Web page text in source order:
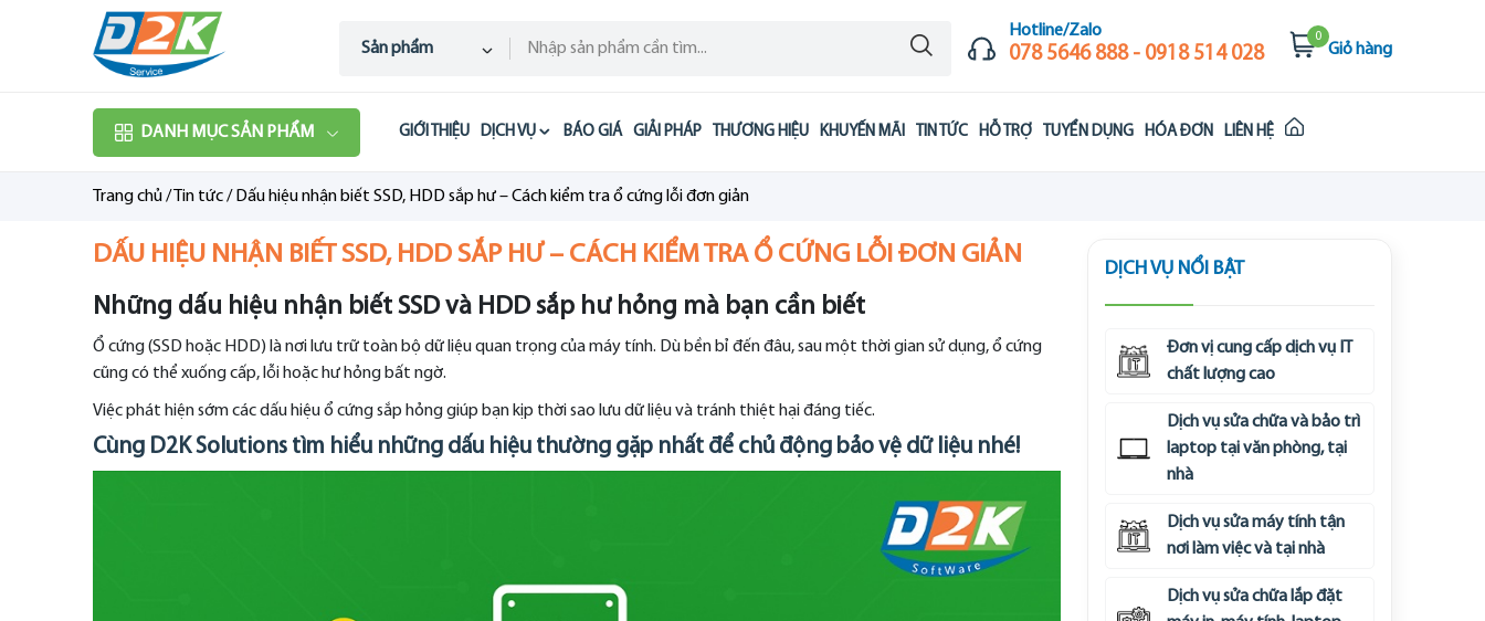
Sản phẩm
Hotline/Zalo
078 5646 888 - 0918 514 028
0
Giỏ hàng
DANH MỤC SẢN PHẨM GIỚI THIỆU DỊCH VỤ BÁO GIÁ GIẢI PHÁP THƯƠNG HIỆU KHUYẾN MÃI TIN TỨC HỖ TRỢ TUYỂN DỤNG HÓA ĐƠN LIÊN HỆ
Trang chủ/ Tin tức/ Dấu hiệu nhận biết SSD, HDD sắp hư – Cách kiểm tra ổ cứng lỗi đơn giản
DẤU HIỆU NHẬN BIẾT SSD, HDD SẮP HƯ – CÁCH KIỂM TRA Ổ CỨNG LỖI ĐƠN GIẢN
Những dấu hiệu nhận biết SSD và HDD sắp hư hỏng mà bạn cần biết
Ổ cứng (SSD hoặc HDD) là nơi lưu trữ toàn bộ dữ liệu quan trọng của máy tính. Dù bền bỉ đến đâu, sau một thời gian sử dụng, ổ cứng
cũng có thể xuống cấp, lỗi hoặc hư hỏng bất ngờ.
Việc phát hiện sớm các dấu hiệu ổ cứng sắp hỏng giúp bạn kịp thời sao lưu dữ liệu và tránh thiệt hại đáng tiếc.
Cùng D2K Solutions tìm hiểu những dấu hiệu thường gặp nhất để chủ động bảo vệ dữ liệu nhé!
DỊCH VỤ NỔI BẬT
Đơn vị cung cấp dịch vụ IT
chất lượng cao
Dịch vụ sửa chữa và bảo trì
laptop tại văn phòng, tại
nhà
Dịch vụ sửa máy tính tận
nơi làm việc và tại nhà
Dịch vụ sửa chữa lắp đặt